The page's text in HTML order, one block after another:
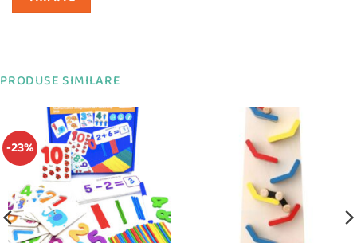
PRODUSE SIMILARE
-23%